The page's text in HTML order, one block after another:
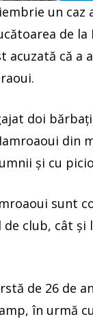
un caz
de la
acuzată că a
doi
din
şi cu
sunt
club, cât şi
de 26 de
în urmă